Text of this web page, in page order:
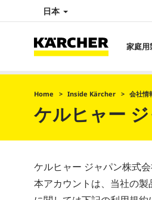
日本
家庭用
Home Inside Kärcher 会社情
ケルヒャー
ケルヒャー ジャパン株式
本アカウントは、当社の製